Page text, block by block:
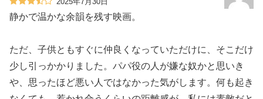
静かで温かな余韻を残す映画。
ただ、子供ともすぐに仲良くなっていただけに、そこだけ
少し引っかかりました。パパ役の人が嫌な奴かと思いき
や、思ったほど悪い人ではなかった気がします。何も起き